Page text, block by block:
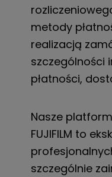
metody
realizacją
szczególności
płatności,
Nasze
FUJIFILM to
szczególnie